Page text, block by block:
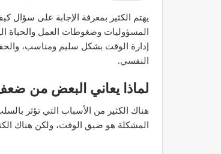
يهتم الكثير بمعرفة الإجابة على سؤال
المسؤوليات وضغوطات العمل والحياة
إدارة الوقت بشكل سليم ومناسب،
النفسي.
لماذا يعاني البعض من ضعف
هناك الكثير من الأسباب التي تؤثر
المشكلة هو ضيق الوقت، ولكن هناك